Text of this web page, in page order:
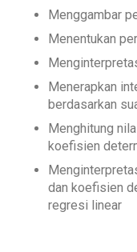
Menggambar
Menentukan
Menerapkan
berdasarkan
Menghitung
koefisien
dan koefisien
regresi linear